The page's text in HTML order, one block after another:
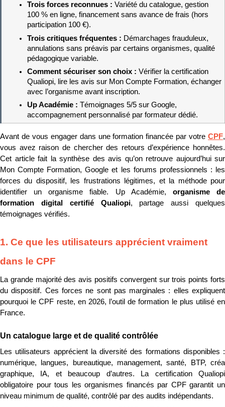
Trois forces reconnues : Variété du catalogue, gestion
100 % en ligne, financement sans avance de frais (hors
participation 100 €).
Trois critiques fréquentes : Démarchages frauduleux,
annulations sans préavis par certains organismes, qualité
pédagogique variable.
Comment sécuriser son choix : Vérifier la certification
Qualiopi, lire les avis sur Mon Compte Formation, échanger
avec l’organisme avant inscription.
Up Académie : Témoignages 5/5 sur Google,
accompagnement personnalisé par formateur dédié.
Avant de vous engager dans une formation financée par votre CPF,
vous avez raison de chercher des retours d’expérience honnêtes.
Cet article fait la synthèse des avis qu’on retrouve aujourd’hui sur
Mon Compte Formation, Google et les forums professionnels : les
forces du dispositif, les frustrations légitimes, et la méthode pour
identifier un organisme fiable. Up Académie, organisme de
formation digital certifié Qualiopi, partage aussi quelques
témoignages vérifiés.
1. Ce que les utilisateurs apprécient vraiment
dans le CPF
La grande majorité des avis positifs convergent sur trois points forts
du dispositif. Ces forces ne sont pas marginales : elles expliquent
pourquoi le CPF reste, en 2026, l’outil de formation le plus utilisé en
France.
Un catalogue large et de qualité contrôlée
Les utilisateurs apprécient la diversité des formations disponibles :
numérique, langues, bureautique, management, santé, BTP, créa
graphique, IA, et beaucoup d’autres. La certification Qualiopi
obligatoire pour tous les organismes financés par CPF garantit un
niveau minimum de qualité, contrôlé par des audits indépendants.